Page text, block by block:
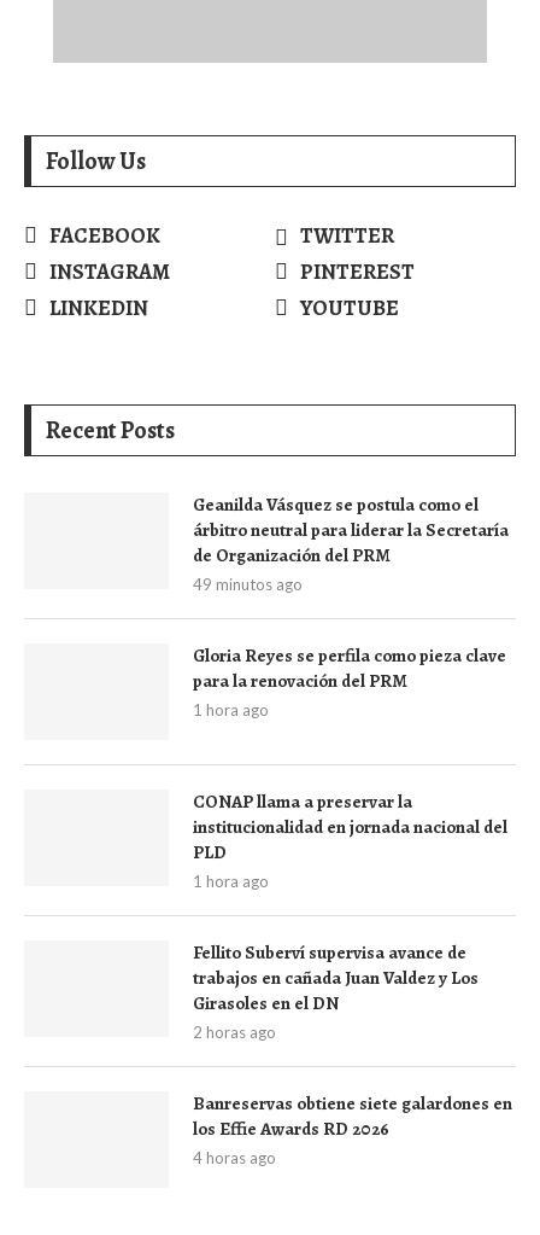
Follow Us
FACEBOOK
TWITTER
INSTAGRAM
PINTEREST
LINKEDIN
YOUTUBE
Recent Posts
Geanilda Vásquez se postula como el
árbitro neutral para liderar la Secretaría
de Organización del PRM
49 minutos ago
Gloria Reyes se perfila como pieza clave
para la renovación del PRM
1 hora ago
CONAP llama a preservar la
institucionalidad en jornada nacional del
PLD
1 hora ago
Fellito Suberví supervisa avance de
trabajos en cañada Juan Valdez y Los
Girasoles en el DN
2 horas ago
Banreservas obtiene siete galardones en
los Effie Awards RD 2026
4 horas ago